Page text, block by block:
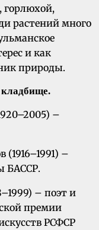
горлюхой,
растений много
и как
природы.
кладбище.
–
–
БАССР.
– поэт и
премии
РСФСР